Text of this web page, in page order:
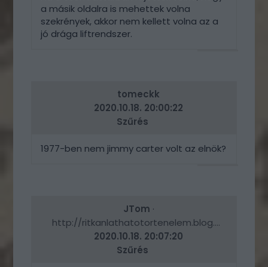
a másik oldalra is mehettek volna
szekrények, akkor nem kellett volna az a
jó drága liftrendszer.
tomeckk
2020.10.18. 20:00:22
Szűrés
1977-ben nem jimmy carter volt az elnök?
JTom ·
http://ritkanlathatotortenelem.blog.hu
2020.10.18. 20:07:20
Szűrés